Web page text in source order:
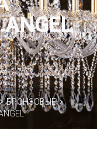
БРОНЗОВЫЕ